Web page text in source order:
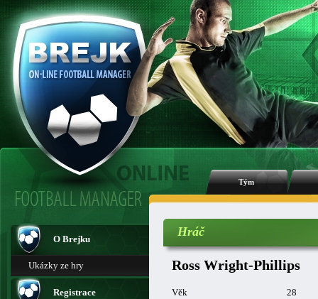
Tým
O Brejku
Ukázky ze hry
Registrace
Hráč
Ross Wright-Phillips
Věk
28